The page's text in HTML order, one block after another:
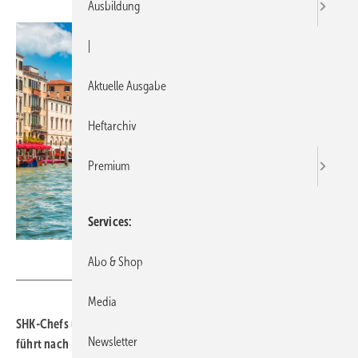
SHK-Chefs und -Chefinnen unter sich: Die SBZ-Leserreise 2024
führt nach Bella Italia! Auf dem Programm stehen Espresso und
Ausbildung
Aktuelle Ausgabe
Heftarchiv
Premium
Services
Abo & Shop
Media
Newsletter